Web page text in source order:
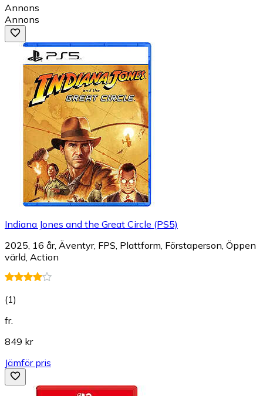
Annons
Annons
Indiana Jones and the Great Circle (PS5)
2025, 16 år, Äventyr, FPS, Plattform, Förstaperson, Öppen
värld, Action
(1)
fr.
849 kr
Jämför pris